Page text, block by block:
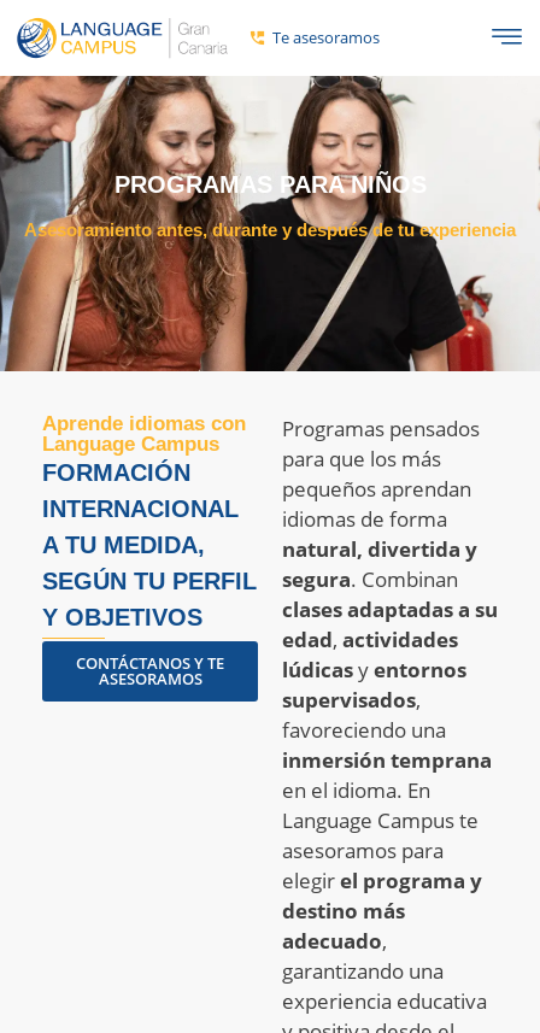
Te asesoramos
PROGRAMAS PARA NIÑOS
Asesoramiento antes, durante y después de tu experiencia
Aprende idiomas con
Language Campus
FORMACIÓN
INTERNACIONAL
A TU MEDIDA,
SEGÚN TU PERFIL
Y OBJETIVOS
CONTÁCTANOS Y TE
ASESORAMOS
Programas pensados
para que los más
pequeños aprendan
idiomas de forma
natural, divertida y
segura. Combinan
clases adaptadas a su
edad, actividades
lúdicasyentornos
supervisados,
favoreciendo una
inmersión temprana
en el idioma. En
Language Campus te
asesoramos para
elegirel programa y
destino más
adecuado,
garantizando una
experiencia educativa